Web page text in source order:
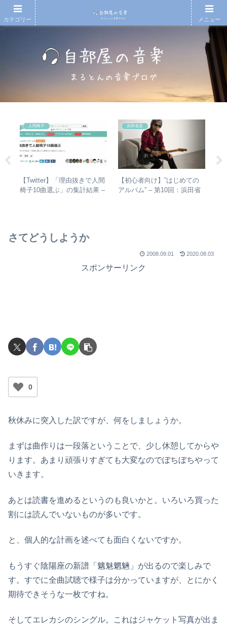
人間椅子
【Twitter】「理由抜きで人間
椅子10曲選ぶ」の集計結果 –
浜田省吾
【初心者向け】”はじめての
アルバム” – 第10回：浜田省
さてどうしようか
2008.09.01 2020.08.03
スポンサーリンク
0
秋休みに突入した訳ですが、何をしましょうか。
まずは曲作りは一段落ということで、少し休憩してからや
ります。あまり頑張りすぎても大変なのでぼちぼちやって
いきます。
あとは読書を進めるというのも良いかと。いろいろ買った
割には読んでいないものが多いです。
と、個人的な計画を述べても面白くないですか。
もうすぐ陰陽座の新譜「魑魅魍魎」が出るので楽しみで
す。すでに全曲試聴で様子は分かっていますが、とにかく
期待できそうな一枚ですね。
そしてエレカシのシングル。これはジャケット写真が出ま
カテゴリー メニュー